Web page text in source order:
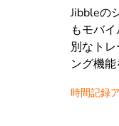
Jibbleの
もモバ
別なト
ング機能
時間記録